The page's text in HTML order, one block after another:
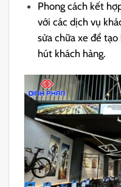
Phong cách kết
với các dịch vụ
sửa chữa xe để
hút khách hàng.